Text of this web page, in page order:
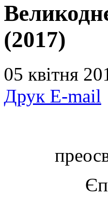
(2017)
05 квітня
Друк E-mail